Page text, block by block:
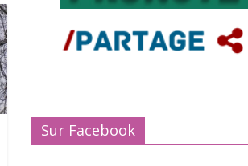
Sur Facebook